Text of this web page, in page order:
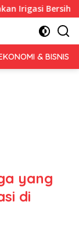
HUT RI ke-
& BISNIS
yang
di